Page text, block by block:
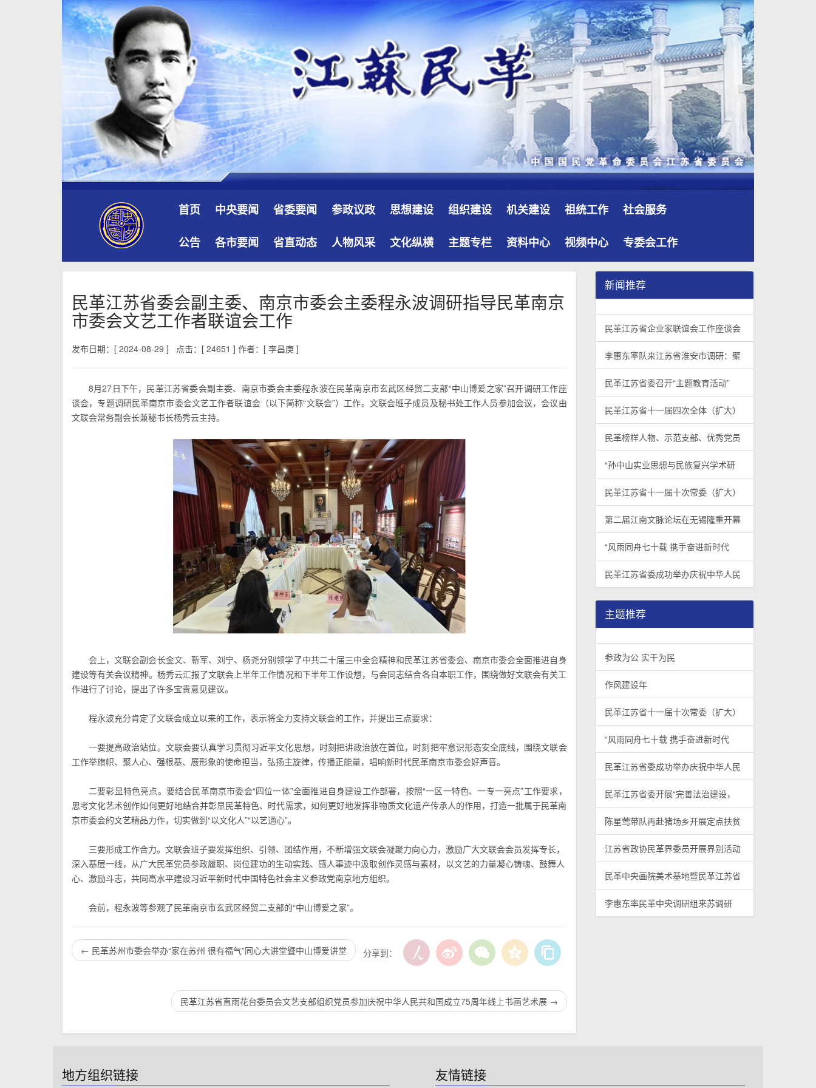
首页 中央要闻 省委要闻 参政议政 思想建设 组织建设 机关建设 祖统工作 社会服务
公告 各市要闻 省直动态 人物风采 文化纵横 主题专栏 资料中心 视频中心 专委会工作
民革江苏省委会副主委、南京市委会主委程永波调研指导民革南京
市委会文艺工作者联谊会工作
发布日期：[ 2024-08-29 ] 点击：[ 24651 ] 作者：[ 李昌庚 ]
8月27日下午，民革江苏省委会副主委、南京市委会主委程永波在民革南京市玄武区经贸二支部“中山博爱之家”召开调研工作座
谈会，专题调研民革南京市委会文艺工作者联谊会（以下简称“文联会”）工作。文联会班子成员及秘书处工作人员参加会议，会议由
文联会常务副会长兼秘书长杨秀云主持。
会上，文联会副会长金文、靳军、刘宁、杨尧分别领学了中共二十届三中全会精神和民革江苏省委会、南京市委会全面推进自身
建设等有关会议精神。杨秀云汇报了文联会上半年工作情况和下半年工作设想，与会同志结合各自本职工作，围绕做好文联会有关工
作进行了讨论，提出了许多宝贵意见建议。
程永波充分肯定了文联会成立以来的工作，表示将全力支持文联会的工作，并提出三点要求：
一要提高政治站位。文联会要认真学习贯彻习近平文化思想，时刻把讲政治放在首位，时刻把牢意识形态安全底线，围绕文联会
工作举旗帜、聚人心、强根基、展形象的使命担当，弘扬主旋律，传播正能量，唱响新时代民革南京市委会好声音。
二要彰显特色亮点。要结合民革南京市委会“四位一体”全面推进自身建设工作部署，按照“一区一特色、一专一亮点”工作要求，
思考文化艺术创作如何更好地结合并彰显民革特色、时代需求，如何更好地发挥非物质文化遗产传承人的作用，打造一批属于民革南
京市委会的文艺精品力作，切实做到“以文化人”“以艺通心”。
三要形成工作合力。文联会班子要发挥组织、引领、团结作用，不断增强文联会凝聚力向心力，激励广大文联会会员发挥专长，
深入基层一线，从广大民革党员参政履职、岗位建功的生动实践、感人事迹中汲取创作灵感与素材，以文艺的力量凝心铸魂、鼓舞人
心、激励斗志，共同高水平建设习近平新时代中国特色社会主义参政党南京地方组织。
会前，程永波等参观了民革南京市玄武区经贸二支部的“中山博爱之家”。
分享到：
← 民革苏州市委会举办“家在苏州 很有福气”同心大讲堂暨中山博爱讲堂
民革江苏省直雨花台委员会文艺支部组织党员参加庆祝中华人民共和国成立75周年线上书画艺术展 →
新闻推荐
民革江苏省企业家联谊会工作座谈会在宁召开
1/3 李惠东率队来江苏省淮安市调研：聚焦民革党
2/3 民革江苏省委召开“主题教育活动” 领导班子民
3/3
民革江苏省企业家联谊会工作座谈会
李惠东率队来江苏省淮安市调研：聚
民革江苏省委召开“主题教育活动”
民革江苏省十一届四次全体（扩大）
民革榜样人物、示范支部、优秀党员
“孙中山实业思想与民族复兴学术研
民革江苏省十一届十次常委（扩大）
第二届江南文脉论坛在无锡隆重开幕
“风雨同舟七十载 携手奋进新时代
民革江苏省委成功举办庆祝中华人民
主题推荐
参政为公 实干为民
作风建设年
民革江苏省十一届十次常委（扩大）
“风雨同舟七十载 携手奋进新时代
民革江苏省委成功举办庆祝中华人民
民革江苏省委开展“完善法治建设，
陈星莺带队再赴猪场乡开展定点扶贫
江苏省政协民革界委员开展界别活动
民革中央画院美术基地暨民革江苏省
李惠东率民革中央调研组来苏调研
地方组织链接 友情链接